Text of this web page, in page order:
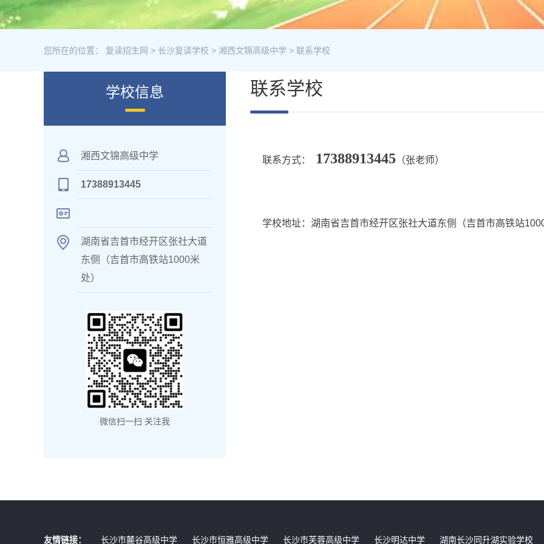
您所在的位置： 复读招生网 > 长沙复读学校 > 湘西文锦高级中学 > 联系学校
学校信息
湘西文锦高级中学
17388913445
湖南省吉首市经开区张社大道
东侧（吉首市高铁站1000米
处）
微信扫一扫 关注我
联系学校
联系方式： 17388913445 （张老师）
学校地址：湖南省吉首市经开区张社大道东侧（吉首市高铁站
友情链接： 长沙市麓谷高级中学 长沙市恒雅高级中学 长沙市芙蓉高级中学 长沙明达中学 湖南长沙同升湖实验学校